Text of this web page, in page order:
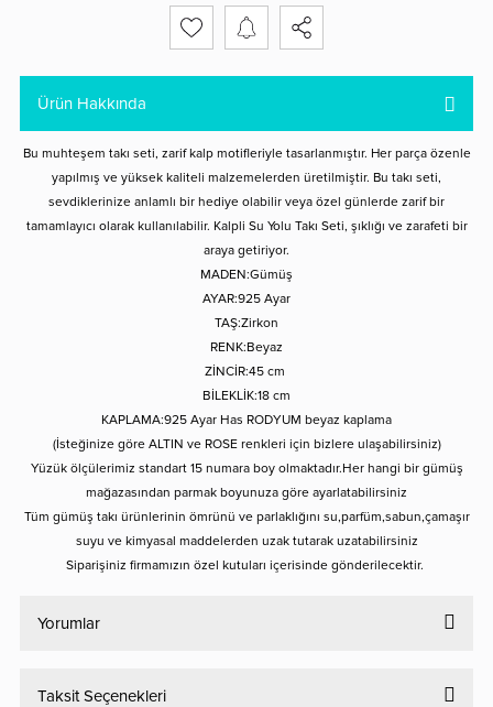
Ürün Hakkında
Bu muhteşem takı seti, zarif kalp motifleriyle tasarlanmıştır. Her parça özenle
yapılmış ve yüksek kaliteli malzemelerden üretilmiştir. Bu takı seti,
sevdiklerinize anlamlı bir hediye olabilir veya özel günlerde zarif bir
tamamlayıcı olarak kullanılabilir. Kalpli Su Yolu Takı Seti, şıklığı ve zarafeti bir
araya getiriyor.
MADEN:Gümüş
AYAR:925 Ayar
TAŞ:Zirkon
RENK:Beyaz
ZİNCİR:45 cm
BİLEKLİK:18 cm
KAPLAMA:925 Ayar Has RODYUM beyaz kaplama
(İsteğinize göre ALTIN ve ROSE renkleri için bizlere ulaşabilirsiniz)
Yüzük ölçülerimiz standart 15 numara boy olmaktadır.Her hangi bir gümüş
mağazasından parmak boyunuza göre ayarlatabilirsiniz
Tüm gümüş takı ürünlerinin ömrünü ve parlaklığını su,parfüm,sabun,çamaşır
suyu ve kimyasal maddelerden uzak tutarak uzatabilirsiniz
Siparişiniz firmamızın özel kutuları içerisinde gönderilecektir.
Yorumlar
Taksit Seçenekleri